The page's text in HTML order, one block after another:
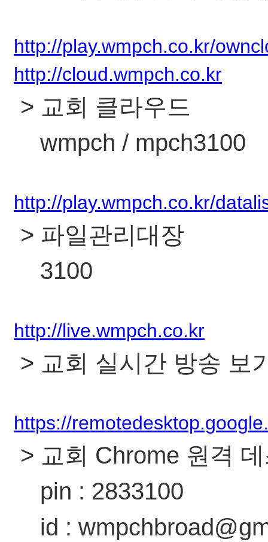
http://play.wmpch.co.kr/
http://cloud.wmpch.co.kr
> 교회 클라우드
wmpch / mpch3100
http://play.wmpch.co.kr/
> 파일관리대장
3100
http://live.wmpch.co.kr
> 교회 실시간 방송 보
https://
> 교회 Chrome 원격
pin : 2833100
id :